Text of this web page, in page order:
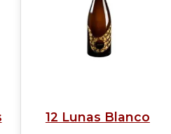
12 Lunas Blanco